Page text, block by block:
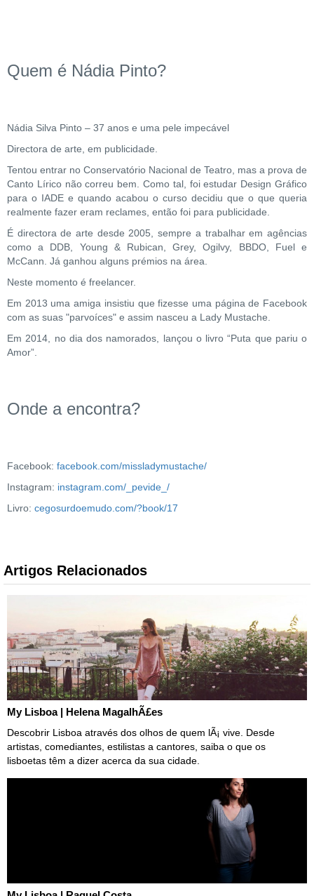
Quem é Nádia Pinto?
Nádia Silva Pinto – 37 anos e uma pele impecável
Directora de arte, em publicidade.
Tentou entrar no Conservatório Nacional de Teatro, mas a prova de
Canto Lírico não correu bem. Como tal, foi estudar Design Gráfico
para o IADE e quando acabou o curso decidiu que o que queria
realmente fazer eram reclames, então foi para publicidade.
É directora de arte desde 2005, sempre a trabalhar em agências
como a DDB, Young & Rubican, Grey, Ogilvy, BBDO, Fuel e
McCann. Já ganhou alguns prémios na área.
Neste momento é freelancer.
Em 2013 uma amiga insistiu que fizesse uma página de Facebook
com as suas "parvoíces" e assim nasceu a Lady Mustache.
Em 2014, no dia dos namorados, lançou o livro “Puta que pariu o
Amor”.
Onde a encontra?
Facebook: facebook.com/missladymustache/
Instagram: instagram.com/_pevide_/
Livro: cegosurdoemudo.com/?book/17
Artigos Relacionados
My Lisboa | Helena MagalhÃ£es
Descobrir Lisboa através dos olhos de quem lÃ¡ vive. Desde
artistas, comediantes, estilistas a cantores, saiba o que os
lisboetas têm a dizer acerca da sua cidade.